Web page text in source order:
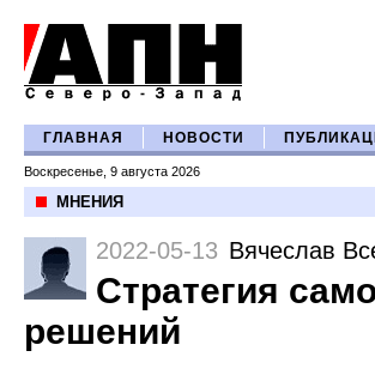
ГЛАВНАЯ НОВОСТИ
Воскресенье, 9 августа 2026
МНЕНИЯ
2022-05-13 Вячеслав
Стратегия
решений